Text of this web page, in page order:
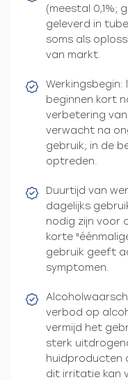
(meestal 0,1%;
geleverd in
soms als
van markt.
beginnen kort
verbetering
verwacht na
gebruik; in de
optreden.
Duurtijd van
dagelijks
nodig zijn voor
korte
gebruik geeft
symptomen.
verbod op
vermijd het
sterk
huidproducten
dit irritatie kan